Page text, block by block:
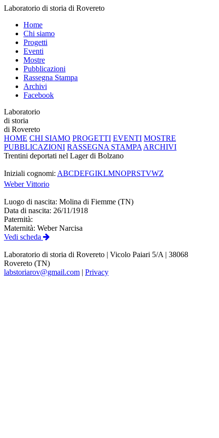
Laboratorio di storia di Rovereto
Home
Chi siamo
Progetti
Eventi
Mostre
Pubblicazioni
Rassegna Stampa
Archivi
Facebook
Laboratorio
di storia
di Rovereto
HOME CHI SIAMO PROGETTI EVENTI MOSTRE
PUBBLICAZIONI RASSEGNA STAMPA ARCHIVI
Trentini deportati nel Lager di Bolzano
Iniziali cognomi: ABCDEFGIKLMNOPRSTVWZ
Weber Vittorio
Luogo di nascita: Molina di Fiemme (TN)
Data di nascita: 26/11/1918
Paternità:
Maternità: Weber Narcisa
Vedi scheda
Laboratorio di storia di Rovereto | Vicolo Paiari 5/A | 38068
Rovereto (TN)
labstoriarov@gmail.com | Privacy